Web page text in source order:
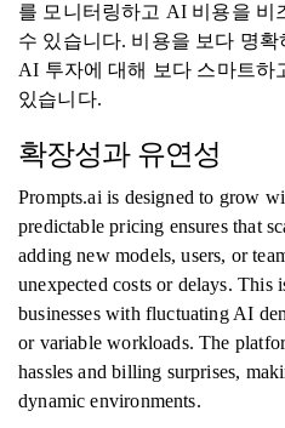
를 모니터링하고 AI 비용을 비
수 있습니다. 비용을 보다 명
AI 투자에 대해 보다 스마트하
있습니다.
확장성과 유연성
Prompts.ai is designed to grow
predictable pricing ensures that
adding new models, users, or
unexpected costs or delays. This
businesses with fluctuating AI
or variable workloads. The
hassles and billing surprises,
dynamic environments.